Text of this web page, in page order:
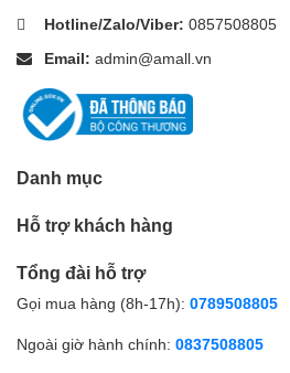
Hotline/Zalo/Viber: 0857508805
Email: admin@amall.vn
Danh mục
Hỗ trợ khách hàng
Tổng đài hỗ trợ
Gọi mua hàng (8h-17h): 0789508805
Ngoài giờ hành chính: 0837508805